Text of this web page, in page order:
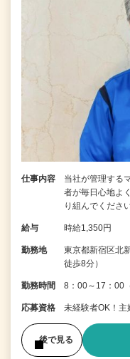
仕事内容
当社が管理する
者が毎日心地よ
り組んでくださ
給与 時給1,350円
勤務地
東京都新宿区北
徒歩8分）
勤務時間 8：00～17：00
応募資格 未経験者OK！主
後で見る